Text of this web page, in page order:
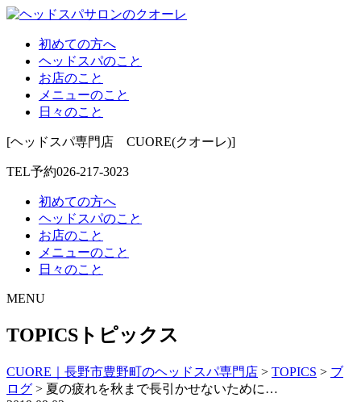
初めての方へ
ヘッドスパのこと
お店のこと
メニューのこと
日々のこと
[ヘッドスパ専門店 CUORE(クオーレ)]
TEL予約026-217-3023
初めての方へ
ヘッドスパのこと
お店のこと
メニューのこと
日々のこと
MENU
TOPICS トピックス
CUORE｜長野市豊野町のヘッドスパ専門店 > TOPICS > ブ
ログ > 夏の疲れを秋まで長引かせないために…